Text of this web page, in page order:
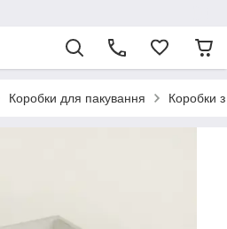
Коробки для пакування Коробки